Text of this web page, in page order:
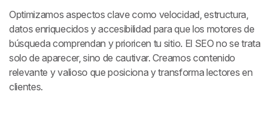
Optimizamos aspectos clave como velocidad, estructura,
datos enriquecidos y accesibilidad para que los motores de
búsqueda comprendan y prioricen tu sitio. El SEO no se trata
solo de aparecer, sino de cautivar. Creamos contenido
relevante y valioso que posiciona y transforma lectores en
clientes.